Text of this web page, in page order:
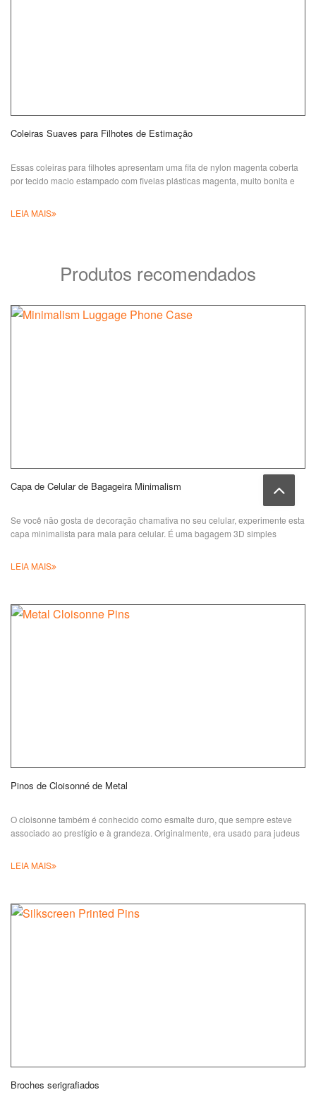
Coleiras Suaves para Filhotes de Estimação
Essas coleiras para filhotes apresentam uma fita de nylon magenta coberta
por tecido macio estampado com fivelas plásticas magenta, muito bonita e
LEIA MAIS
Produtos recomendados
Capa de Celular de Bagageira Minimalism
Se você não gosta de decoração chamativa no seu celular, experimente esta
capa minimalista para mala para celular. É uma bagagem 3D simples
LEIA MAIS
Pinos de Cloisonné de Metal
O cloisonne também é conhecido como esmalte duro, que sempre esteve
associado ao prestígio e à grandeza. Originalmente, era usado para judeus
LEIA MAIS
Broches serigrafiados